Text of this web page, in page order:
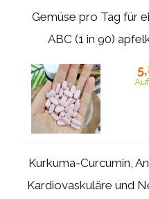
Gemüse pro Tag für
ABC (1 in 90)
Kurkuma-Curcumin,
Kardiovaskuläre und